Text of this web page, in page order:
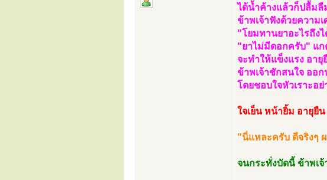
ได้น้ำค้างแล้วก็ปลื้มลื
ข้าพเจ้าฟังด้วยความ
"โยมทานยาอะไรถึง
"ยาไม่มีดอกครับ" แก
จะทำให้แข็งแรง อายุ
ข้าพเจ้าชักสนใจ ออ
โดยชอบใจหัวเราะอ
ใจเย็น หน้ายิ้ม อายุยื
"นี่แหละครับ ดีจริงๆ
จนกระทั่งบัดนี้ ข้าพเ